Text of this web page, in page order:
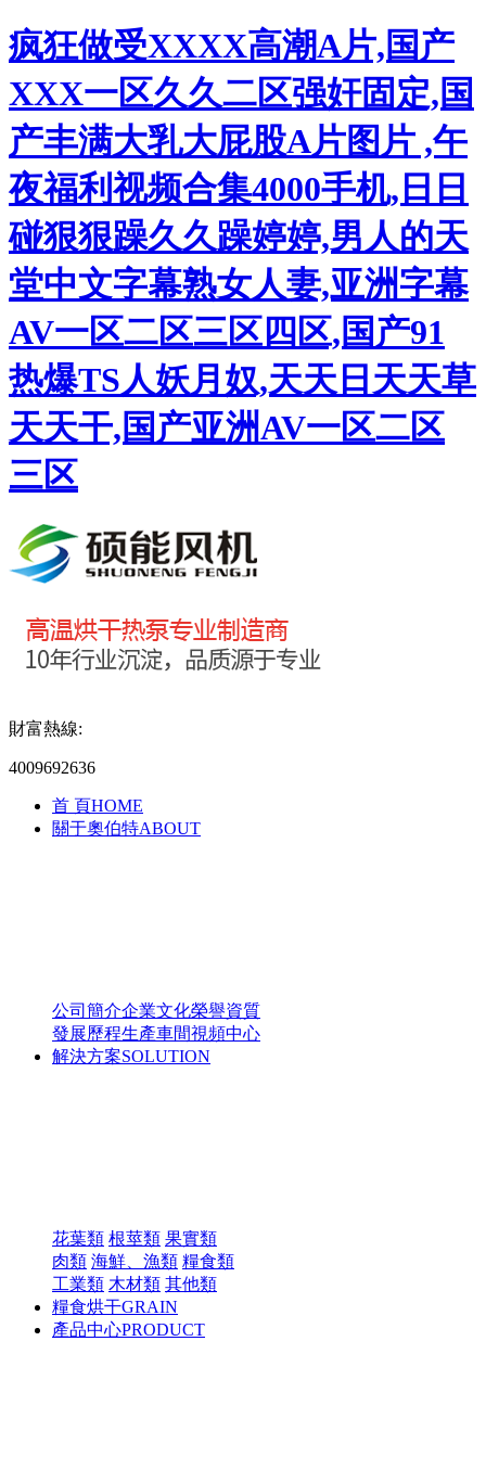
疯狂做受XXXX高潮A片,国产
XXX一区久久二区强奸固定,国
产丰满大乳大屁股A片图片 ,午
夜福利视频合集4000手机,日日
碰狠狠躁久久躁婷婷,男人的天
堂中文字幕熟女人妻,亚洲字幕
AV一区二区三区四区,国产91
热爆TS人妖月奴,天天日天天草
天天干,国产亚洲AV一区二区
三区
財富熱線:
4009692636
首 頁HOME
關于奧伯特ABOUT
公司簡介企業文化榮譽資質
發展歷程生產車間視頻中心
解決方案SOLUTION
花葉類 根莖類 果實類
肉類 海鮮、漁類 糧食類
工業類 木材類 其他類
糧食烘干GRAIN
產品中心PRODUCT